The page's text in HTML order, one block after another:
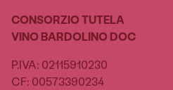
CONSORZIO TUTELA
VINO BARDOLINO DOC
P.IVA: 02115910230
CF: 00573390234